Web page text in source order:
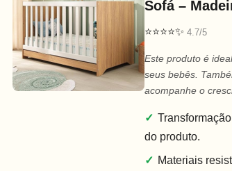
Sofá –
⭐⭐⭐⭐✨4.7/5
Este produto é
seus bebês.
acompanhe o
✓
do produto.
✓ Materiais